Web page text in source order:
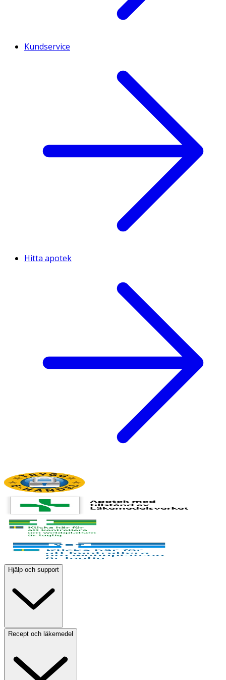
Kundservice
Hitta apotek
Hjälp och support
Recept och läkemedel